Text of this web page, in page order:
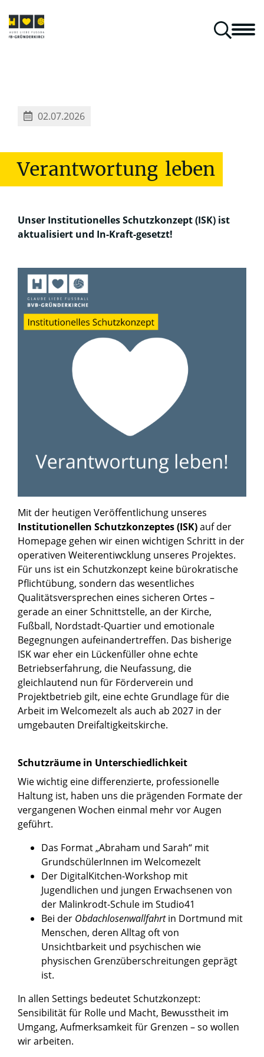
02.07.2026
Verantwortung leben
Unser Institutionelles Schutzkonzept (ISK) ist
aktualisiert und In-Kraft-gesetzt!
Mit der heutigen Veröffentlichung unseres
Institutionellen Schutzkonzeptes (ISK)auf der
Homepage gehen wir einen wichtigen Schritt in der
operativen Weiterentiwcklung unseres Projektes.
Für uns ist ein Schutzkonzept keine bürokratische
Pflichtübung, sondern das wesentliches
Qualitätsversprechen eines sicheren Ortes –
gerade an einer Schnittstelle, an der Kirche,
Fußball, Nordstadt-Quartier und emotionale
Begegnungen aufeinandertreffen. Das bisherige
ISK war eher ein Lückenfüller ohne echte
Betriebserfahrung, die Neufassung, die
gleichlautend nun für Förderverein und
Projektbetrieb gilt, eine echte Grundlage für die
Arbeit im Welcomezelt als auch ab 2027 in der
umgebauten Dreifaltigkeitskirche.
Schutzräume in Unterschiedlichkeit
Wie wichtig eine differenzierte, professionelle
Haltung ist, haben uns die prägenden Formate der
vergangenen Wochen einmal mehr vor Augen
geführt.
Das Format „Abraham und Sarah“ mit
GrundschülerInnen im Welcomezelt
Der DigitalKitchen-Workshop mit
Jugendlichen und jungen Erwachsenen von
der Malinkrodt-Schule im Studio41
Bei der Obdachlosenwallfahrtin Dortmund mit
Menschen, deren Alltag oft von
Unsichtbarkeit und psychischen wie
physischen Grenzüberschreitungen geprägt
ist.
In allen Settings bedeutet Schutzkonzept:
Sensibilität für Rolle und Macht, Bewusstheit im
Umgang, Aufmerksamkeit für Grenzen – so wollen
wir arbeiten.